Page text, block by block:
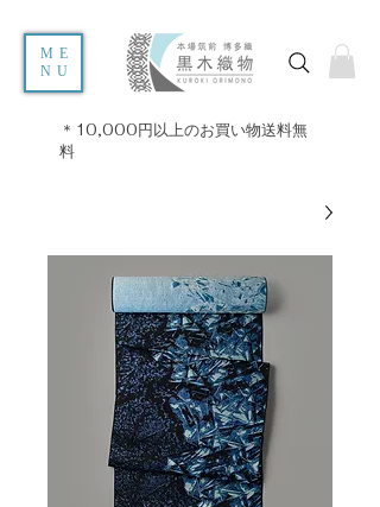
ME
NU
＊10,000円以上のお買い物送料無
料